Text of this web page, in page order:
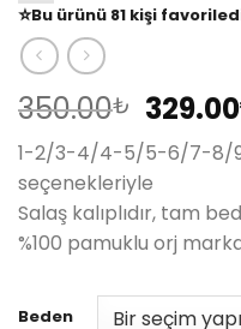
⭐️Bu ürünü 81 kişi
🛒39 kişisepetine ekledi!
✅ Bugün 14 adet
350.00₺
fiyat:
329.00
1-2/3-4/4-5/5-6/7-8/9-
seçenekleriyle
Salaş kalıplıdır, tam
%100 pamuklu orj
Beden